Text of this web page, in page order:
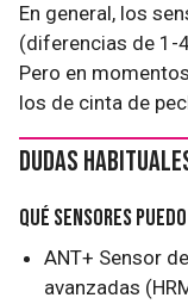
En general, los
(diferencias de 1-
Pero en
los de cinta de
Dudas
Qué sensores
ANT+ Sensor
avanzadas